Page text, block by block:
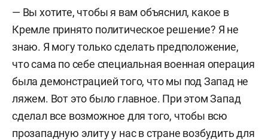
— Вы хотите, чтобы я вам объяснил, какое в
Кремле принято политическое решение? Я не
знаю. Я могу только сделать предположение,
что сама по себе специальная военная операция
была демонстрацией того, что мы под Запад не
ляжем. Вот это было главное. При этом Запад
сделал все возможное для того, чтобы всю
прозападную элиту у нас в стране возбудить для